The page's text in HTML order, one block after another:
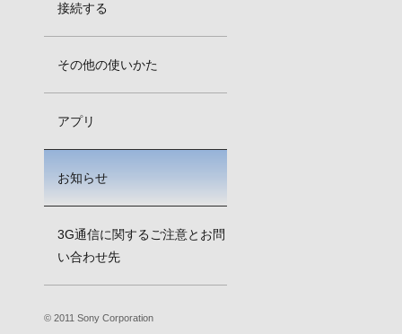
接続する
その他の使いかた
アプリ
お知らせ
3G通信に関するご注意とお問
い合わせ先
© 2011 Sony Corporation